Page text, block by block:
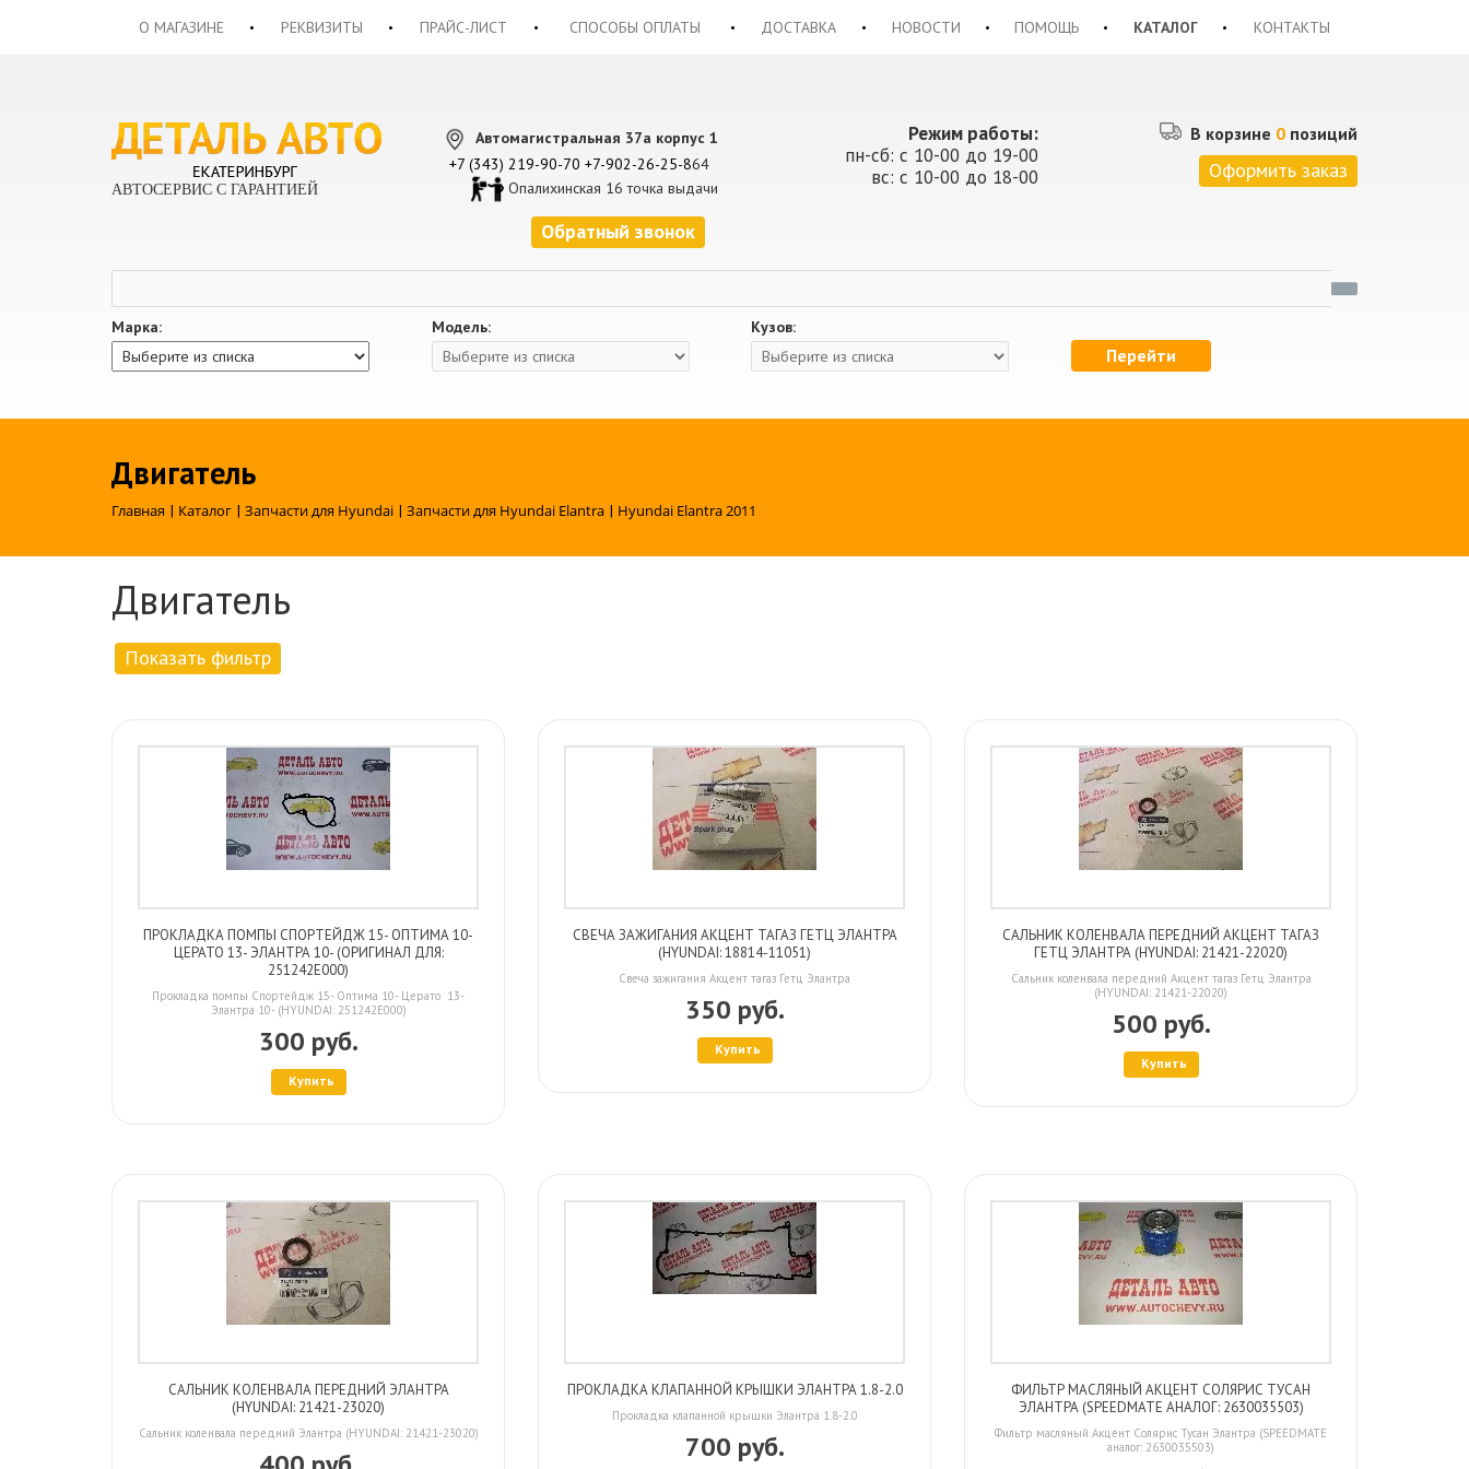
О МАГАЗИНЕ РЕКВИЗИТЫ ПРАЙС-ЛИСТ СПОСОБЫ ОПЛАТЫ ДОСТАВКА НОВОСТИ ПОМОЩЬ КАТАЛОГ КОНТАКТЫ
АВТОСЕРВИС С ГАРАНТИЕЙ
Автомагистральная 37а корпус 1
+7 (343) 219-90-70 +7-902-26-25-864
Опалихинская 16 точка выдачи
Обратный звонок
Режим работы:
пн-сб: с 10-00 до 19-00
вс: с 10-00 до 18-00
В корзине 0 позиций
Оформить заказ
Марка: Модель: Кузов:
Перейти
Двигатель
Главная | Каталог | Запчасти для Hyundai | Запчасти для Hyundai Elantra | Hyundai Elantra 2011
Двигатель
Показать фильтр
ПРОКЛАДКА ПОМПЫ СПОРТЕЙДЖ 15- ОПТИМА 10-
ЦЕРАТО 13- ЭЛАНТРА 10- (ОРИГИНАЛ ДЛЯ:
251242E000)
Прокладка помпы Спортейдж 15- Оптима 10- Церато 13-
Элантра 10- (HYUNDAI: 251242E000)
300 руб.
Купить
СВЕЧА ЗАЖИГАНИЯ АКЦЕНТ ТАГАЗ ГЕТЦ ЭЛАНТРА
(HYUNDAI: 18814-11051)
Свеча зажигания Акцент тагаз Гетц Элантра
350 руб.
Купить
САЛЬНИК КОЛЕНВАЛА ПЕРЕДНИЙ АКЦЕНТ ТАГАЗ
ГЕТЦ ЭЛАНТРА (HYUNDAI: 21421-22020)
Сальник коленвала передний Акцент тагаз Гетц Элантра
(HYUNDAI: 21421-22020)
500 руб.
Купить
CАЛЬНИК КОЛЕНВАЛА ПЕРЕДНИЙ ЭЛАНТРА
(HYUNDAI: 21421-23020)
Cальник коленвала передний Элантра (HYUNDAI: 21421-23020)
ПРОКЛАДКА КЛАПАННОЙ КРЫШКИ ЭЛАНТРА 1.8-2.0
Прокладка клапанной крышки Элантра 1.8-2.0
700 руб.
ФИЛЬТР МАСЛЯНЫЙ АКЦЕНТ СОЛЯРИС ТУСАН
ЭЛАНТРА (SPEEDMATE АНАЛОГ: 2630035503)
Фильтр масляный Акцент Солярис Тусан Элантра (SPEEDMATE
аналог: 2630035503)